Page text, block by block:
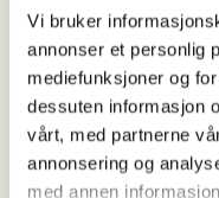
Vi bruker
annonser et personlig
mediefunksjoner og
dessuten informasjon
vårt, med partnerne
annonsering og
med annen
Kontaktperson
https://